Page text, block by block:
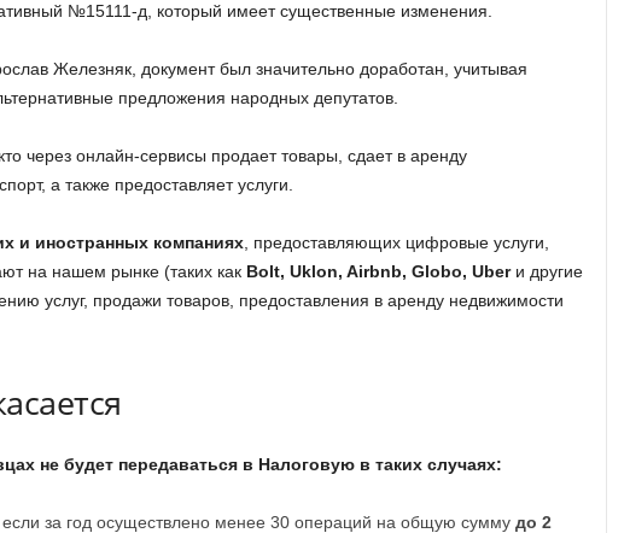
№15111-д, который имеет существенные изменения.
Железняк, документ был значительно доработан, учитывая
предложения народных депутатов.
через онлайн-сервисы продает товары, сдает в аренду
а также предоставляет услуги.
и иностранных компаниях, предоставляющих цифровые услуги,
на нашем рынке (таких как Bolt, Uklon, Airbnb, Globo, Uberи другие
услуг, продажи товаров, предоставления в аренду недвижимости
не будет передаваться в Налоговую в таких случаях:
за год осуществлено менее 30 операций на общую суммудо 2